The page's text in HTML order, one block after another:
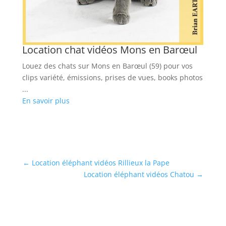
Location chat vidéos Mons en Barœul
Louez des chats sur Mons en Barœul (59) pour vos
clips variété, émissions, prises de vues, books photos
...
En savoir plus